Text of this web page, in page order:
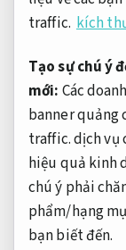
traffic. kích
Tạo sự chú ý
mới: Các
banner quảng
traffic.dịch vụ
hiệu quả kinh
chú ý phải
phẩm/hạng
bạn biết đến.